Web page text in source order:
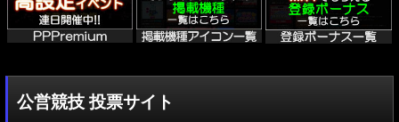
公営競技 投票サイト